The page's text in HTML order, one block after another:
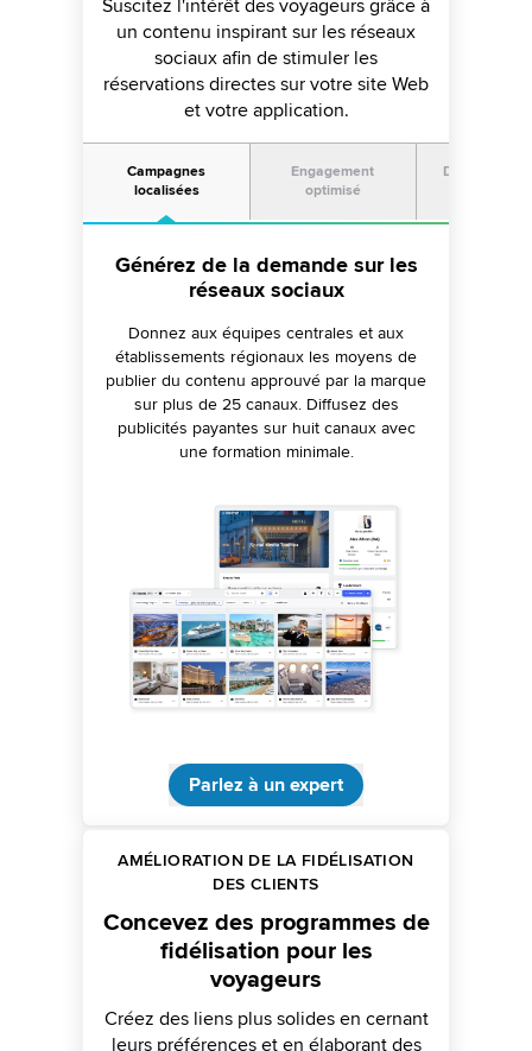
Suscitez l'intérêt des voyageurs grâce à
un contenu inspirant sur les réseaux
sociaux afin de stimuler les
réservations directes sur votre site Web
et votre application.
Campagnes
localisées
Engagement
optimisé
Des
Générez de la demande sur les
réseaux sociaux
Donnez aux équipes centrales et aux
établissements régionaux les moyens de
publier du contenu approuvé par la marque
sur plus de 25 canaux. Diffusez des
publicités payantes sur huit canaux avec
une formation minimale.
Augmentez les conversions grâce
à des réponses plus rapides
Identifiez l'intention avec l'IA de Sprinklr
pour filtrer les messages engageants.
Répondez plus rapidement aux demandes
grâce à une boîte de réception unifiée pour
tous les canaux sociaux.
Améliorez le retour sur
investissement des réseaux
Découvrez les tendances et analysez
l'activité de vos concurrents afin de créer
un contenu attrayant. Identifiez les contenus
les plus percutants et réadaptez-les pour un
impact optimal.
Parlez à un expert
AMÉLIORATION DE LA FIDÉLISATION
DES CLIENTS
Concevez des programmes de
fidélisation pour les
voyageurs
Créez des liens plus solides en cernant
leurs préférences et en élaborant des